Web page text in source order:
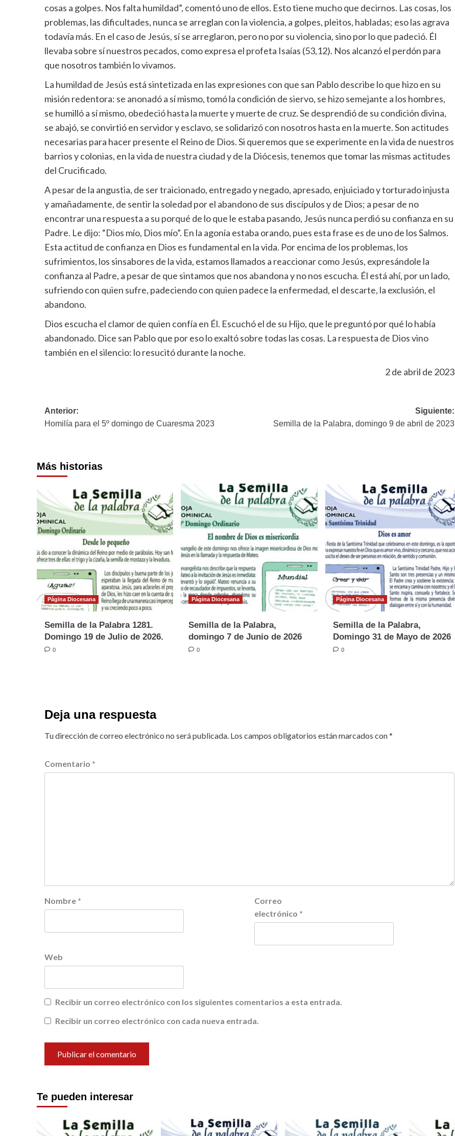
cosas a golpes. Nos falta humildad”, comentó uno de ellos. Esto tiene mucho que decirnos. Las cosas, los
problemas, las dificultades, nunca se arreglan con la violencia, a golpes, pleitos, habladas; eso las agrava
todavía más. En el caso de Jesús, sí se arreglaron, pero no por su violencia, sino por lo que padeció. Él
llevaba sobre sí nuestros pecados, como expresa el profeta Isaías (53,12). Nos alcanzó el perdón para
que nosotros también lo vivamos.
La humildad de Jesús está sintetizada en las expresiones con que san Pablo describe lo que hizo en su
misión redentora: se anonadó a sí mismo, tomó la condición de siervo, se hizo semejante a los hombres,
se humilló a sí mismo, obedeció hasta la muerte y muerte de cruz. Se desprendió de su condición divina,
se abajó, se convirtió en servidor y esclavo, se solidarizó con nosotros hasta en la muerte. Son actitudes
necesarias para hacer presente el Reino de Dios. Si queremos que se experimente en la vida de nuestros
barrios y colonias, en la vida de nuestra ciudad y de la Diócesis, tenemos que tomar las mismas actitudes
del Crucificado.
A pesar de la angustia, de ser traicionado, entregado y negado, apresado, enjuiciado y torturado injusta
y amañadamente, de sentir la soledad por el abandono de sus discípulos y de Dios; a pesar de no
encontrar una respuesta a su porqué de lo que le estaba pasando, Jesús nunca perdió su confianza en su
Padre. Le dijo: “Dios mío, Dios mío”. En la agonía estaba orando, pues esta frase es de uno de los Salmos.
Esta actitud de confianza en Dios es fundamental en la vida. Por encima de los problemas, los
sufrimientos, los sinsabores de la vida, estamos llamados a reaccionar como Jesús, expresándole la
confianza al Padre, a pesar de que sintamos que nos abandona y no nos escucha. Él está ahí, por un lado,
sufriendo con quien sufre, padeciendo con quien padece la enfermedad, el descarte, la exclusión, el
abandono.
Dios escucha el clamor de quien confía en Él. Escuchó el de su Hijo, que le preguntó por qué lo había
abandonado. Dice san Pablo que por eso lo exaltó sobre todas las cosas. La respuesta de Dios vino
también en el silencio: lo resucitó durante la noche.
2 de abril de 2023
Navegación
de
Anterior:
Homilía para el 5º domingo de Cuaresma 2023
Siguiente:
Semilla de la Palabra, domingo 9 de abril de 2023
Más historias
Página Diocesana
Semilla de la Palabra 1281.
Domingo 19 de Julio de 2026.
0
Página Diocesana
Semilla de la Palabra,
domingo 7 de Junio de 2026
0
Página Diocesana
Semilla de la Palabra,
Domingo 31 de Mayo de 2026
0
Deja una respuesta
Tu dirección de correo electrónico no será publicada. Los campos obligatorios están marcados con*
Comentario *
Nombre *
Correo
electrónico *
Web
Recibir un correo electrónico con los siguientes comentarios a esta entrada.
Recibir un correo electrónico con cada nueva entrada.
Te pueden interesar